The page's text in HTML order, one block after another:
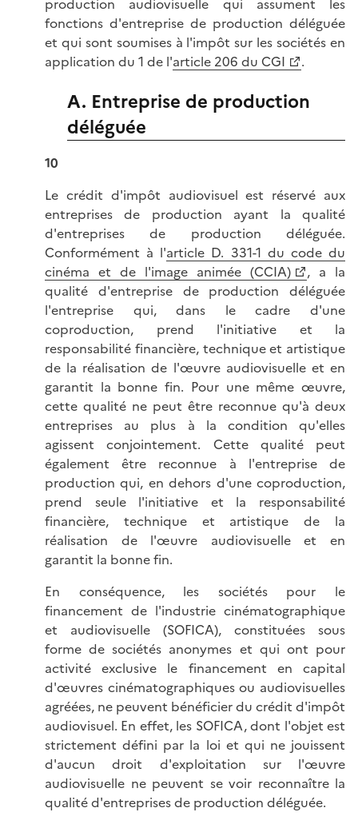
production audiovisuelle qui assument les
fonctions d'entreprise de production déléguée
et qui sont soumises à l'impôt sur les sociétés en
application du 1 de l'article 206 du CGI .
A. Entreprise de production
déléguée
10
Le crédit d'impôt audiovisuel est réservé aux
entreprises de production ayant la qualité
d'entreprises de production déléguée.
Conformément à l'article D. 331-1 du code du
cinéma et de l'image animée (CCIA)
, a la
qualité d'entreprise de production déléguée
l'entreprise qui, dans le cadre d'une
coproduction, prend l'initiative et la
responsabilité financière, technique et artistique
de la réalisation de l'œuvre audiovisuelle et en
garantit la bonne fin. Pour une même œuvre,
cette qualité ne peut être reconnue qu'à deux
entreprises au plus à la condition qu'elles
agissent conjointement. Cette qualité peut
également être reconnue à l'entreprise de
production qui, en dehors d'une coproduction,
prend seule l'initiative et la responsabilité
financière, technique et artistique de la
réalisation de l'œuvre audiovisuelle et en
garantit la bonne fin.
En conséquence, les sociétés pour le
financement de l'industrie cinématographique
et audiovisuelle (SOFICA), constituées sous
forme de sociétés anonymes et qui ont pour
activité exclusive le financement en capital
d'œuvres cinématographiques ou audiovisuelles
agréées, ne peuvent bénéficier du crédit d'impôt
audiovisuel. En effet, les SOFICA, dont l'objet est
strictement défini par la loi et qui ne jouissent
d'aucun droit d'exploitation sur l'œuvre
audiovisuelle ne peuvent se voir reconnaître la
qualité d'entreprises de production déléguée.